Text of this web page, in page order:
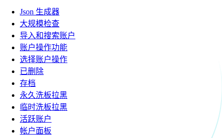
Json 生成器
大规模检查
导入和搜索账户
账户操作功能
选择账户操作
已删除
存档
永久洗板拉黑
临时洗板拉黑
活跃账户
帐户面板